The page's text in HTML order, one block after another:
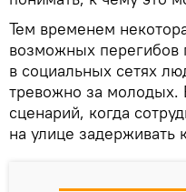
Тем временем
возможных перегибов
в социальных сетях
тревожно за молодых.
сценарий, когда
на улице